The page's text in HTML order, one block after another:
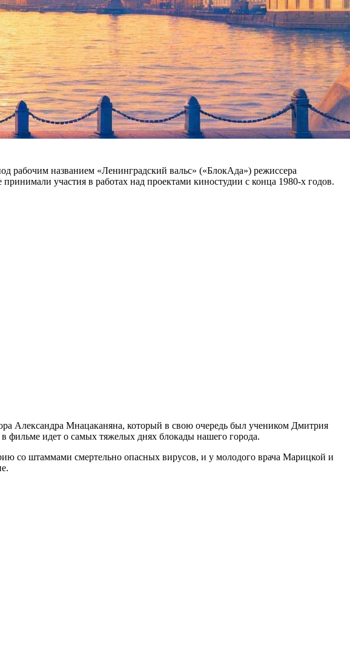
фильма «БлокАда»
рабочим названием «Ленинградский вальс» («БлокАда») режиссера
участия в работах над проектами киностудии с конца 1980-х годов.
Александра Мнацаканяна, который в свою очередь был учеником Дмитрия
фильме идет о самых тяжелых днях блокады нашего города.
со штаммами смертельно опасных вирусов, и у молодого врача Марицкой и